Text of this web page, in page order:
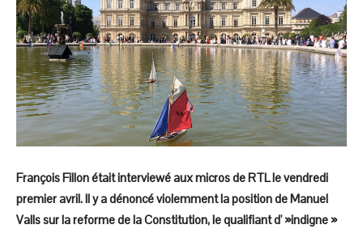
François Fillon était interviewé aux micros de RTL le vendredi
premier avril. Il y a dénoncé violemment la position de Manuel
Valls sur la reforme de la Constitution, le qualifiant d' »indigne »